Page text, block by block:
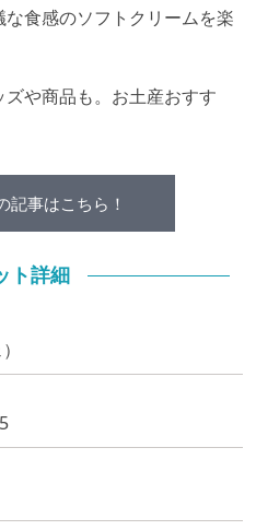
食感のソフトクリームを楽
や商品も。お土産おすす
記事はこちら！
ト詳細